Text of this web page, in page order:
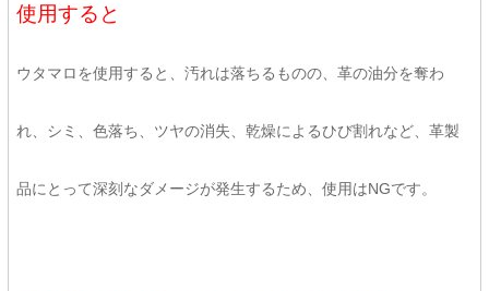
使用すると
ウタマロを使用すると、汚れは落ちるものの、革の油分を奪わ
れ、シミ、色落ち、ツヤの消失、乾燥によるひび割れなど、革製
品にとって深刻なダメージが発生するため、使用はNGです。